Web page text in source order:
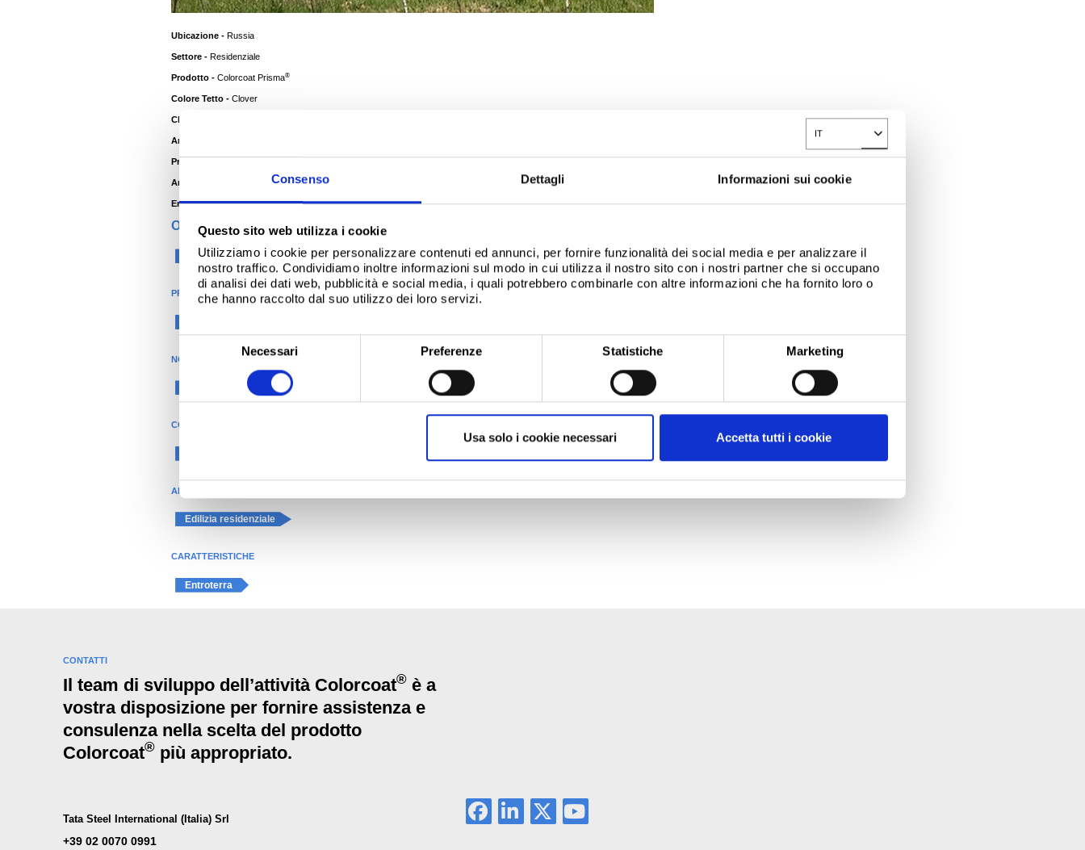
IT
Toggle Dropdown
Consenso Dettagli Informazioni sui cookie
Questo sito web utilizza i cookie
Utilizziamo i cookie per personalizzare contenuti ed annunci, per fornire funzionalità dei social media e per analizzare il
nostro traffico. Condividiamo inoltre informazioni sul modo in cui utilizza il nostro sito con i nostri partner che si occupano
di analisi dei dati web, pubblicità e social media, i quali potrebbero combinarle con altre informazioni che ha fornito loro o
che hanno raccolto dal suo utilizzo dei loro servizi.
e
l
e
z
o
n
e
d
l
c
o
s
o
Necessari Preferenze Statistiche Marketing
Usa solo i cookie necessari Accetta tutti i cookie
Ubicazione - Russia
Settore - Residenziale
Prodotto -Colorcoat Prisma®
Colore Tetto -Clover
Cliente -
Architetto -
Produttore Del Sistema - ®
Anno -
Environment -Entroterra
ORGANIZZAZIONE
Costruzioni
PRODOTTI
NOME DEL PRODOTTO
Colorcoat Prisma
COLORE
APPLICAZIONE
Edilizia residenziale
CARATTERISTICHE
Entroterra
CONTATTI
Il team di sviluppo dell’attività Colorcoat®è a
vostra disposizione per fornire assistenza e
consulenza nella scelta del prodotto
Colorcoat®più appropriato.
Tata Steel International (Italia) Srl
+39 02 0070 0991